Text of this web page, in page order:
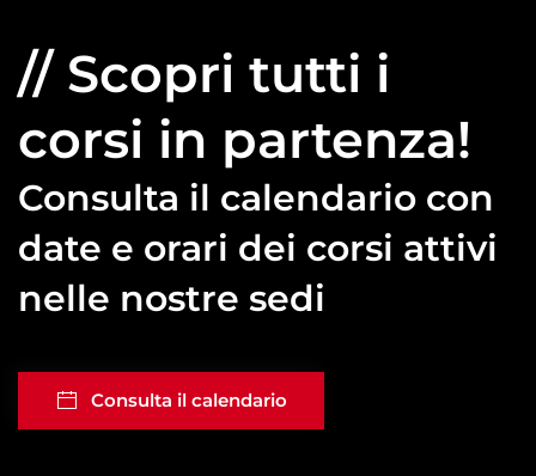
// Scopri tutti i
corsi in partenza!
Consulta il calendario con
date e orari dei corsi attivi
nelle nostre sedi
Consulta il calendario